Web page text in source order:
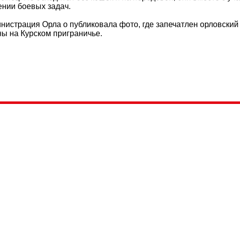
боевых задач.
Орла о публиковала фото, где запечатлен
на Курском приграничье.